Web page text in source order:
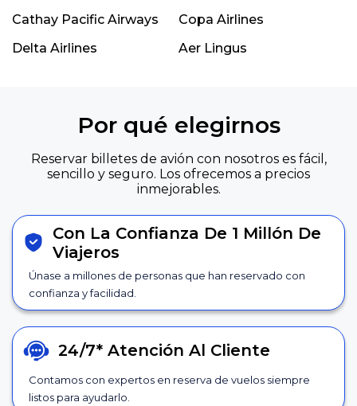
Cathay Pacific Airways
Copa Airlines
Delta Airlines
Aer Lingus
Por qué elegirnos
Reservar billetes de avión con nosotros es fácil,
sencillo y seguro. Los ofrecemos a precios
inmejorables.
Con La Confianza De 1 Millón De
Viajeros
Únase a millones de personas que han reservado con
confianza y facilidad.
24/7* Atención Al Cliente
Contamos con expertos en reserva de vuelos siempre
listos para ayudarlo.